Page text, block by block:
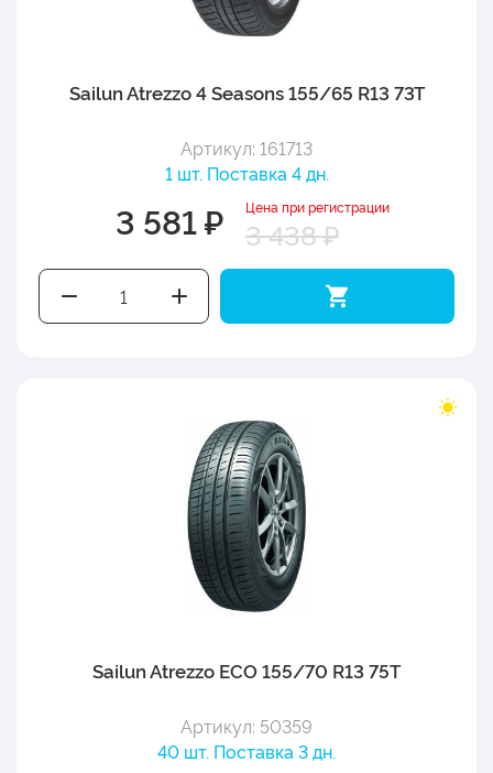
Sailun Atrezzo 4 Seasons 155/65 R13 73T
Артикул: 161713
1 шт. Поставка 4 дн.
3 581 ₽ Цена при регистрации
3 438 ₽
Sailun Atrezzo ECO 155/70 R13 75T
Артикул: 50359
40 шт. Поставка 3 дн.